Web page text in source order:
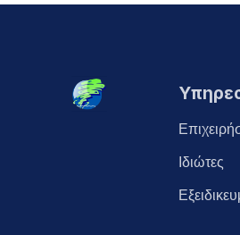
Ιδιώτες